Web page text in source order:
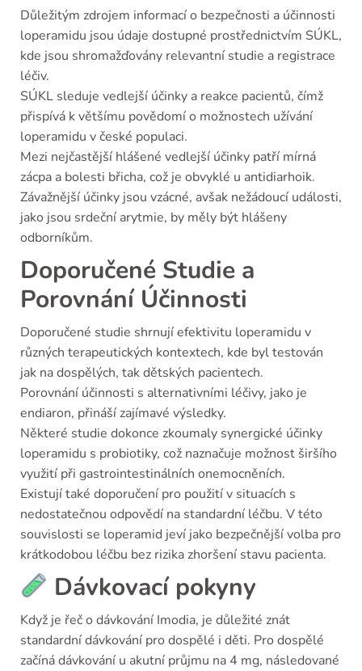
Důležitým zdrojem informací o bezpečnosti a účinnosti
loperamidu jsou údaje dostupné prostřednictvím SÚKL,
kde jsou shromažďovány relevantní studie a registrace
léčiv.
SÚKL sleduje vedlejší účinky a reakce pacientů, čímž
přispívá k většímu povědomí o možnostech užívání
loperamidu v české populaci.
Mezi nejčastější hlášené vedlejší účinky patří mírná
zácpa a bolesti břicha, což je obvyklé u antidiarhoik.
Závažnější účinky jsou vzácné, avšak nežádoucí události,
jako jsou srdeční arytmie, by měly být hlášeny
odborníkům.
Doporučené Studie a
Porovnání Účinnosti
Doporučené studie shrnují efektivitu loperamidu v
různých terapeutických kontextech, kde byl testován
jak na dospělých, tak dětských pacientech.
Porovnání účinnosti s alternativními léčivy, jako je
endiaron, přináší zajímavé výsledky.
Některé studie dokonce zkoumaly synergické účinky
loperamidu s probiotiky, což naznačuje možnost širšího
využití při gastrointestinálních onemocněních.
Existují také doporučení pro použití v situacích s
nedostatečnou odpovědí na standardní léčbu. V této
souvislosti se loperamid jeví jako bezpečnější volba pro
krátkodobou léčbu bez rizika zhoršení stavu pacienta.
Dávkovací pokyny
Když je řeč o dávkování Imodia, je důležité znát
standardní dávkování pro dospělé i děti. Pro dospělé
začíná dávkování u akutní průjmu na 4 mg, následované